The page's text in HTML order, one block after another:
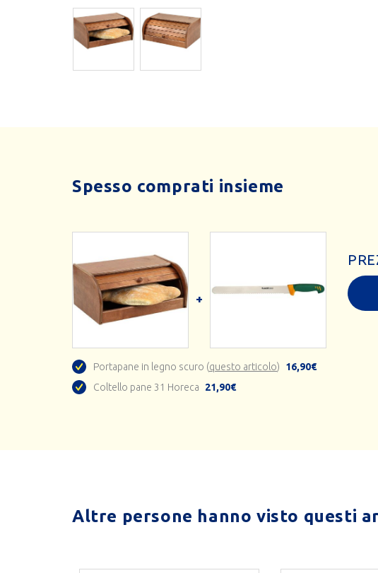
Spesso comprati insieme
Portapane in legno scuro (questo articolo)
16,90€
Coltello pane 31 Horeca
21,90€
Altre persone hanno visto questi